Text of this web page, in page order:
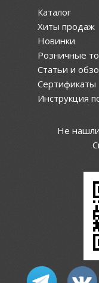
Каталог
Хиты продаж
Новинки
Розничные
Статьи и
Сертификаты
Инструкция
Не нашли